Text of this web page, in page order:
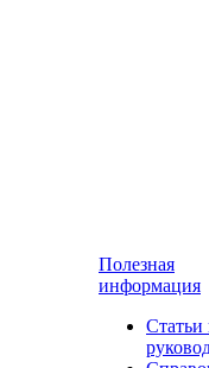
Полезная
информация
Статьи